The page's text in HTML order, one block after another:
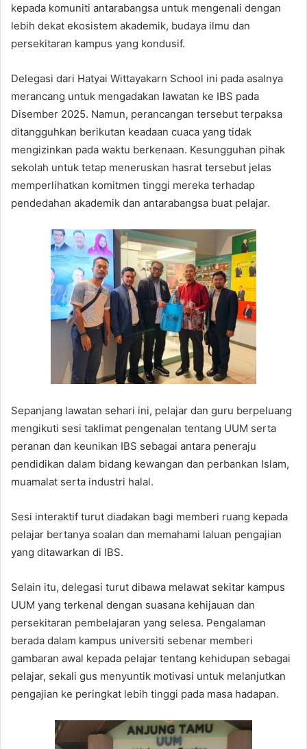
kepada komuniti antarabangsa untuk mengenali dengan
lebih dekat ekosistem akademik, budaya ilmu dan
persekitaran kampus yang kondusif.
Delegasi dari Hatyai Wittayakarn School ini pada asalnya
merancang untuk mengadakan lawatan ke IBS pada
Disember 2025. Namun, perancangan tersebut terpaksa
ditangguhkan berikutan keadaan cuaca yang tidak
mengizinkan pada waktu berkenaan. Kesungguhan pihak
sekolah untuk tetap meneruskan hasrat tersebut jelas
memperlihatkan komitmen tinggi mereka terhadap
pendedahan akademik dan antarabangsa buat pelajar.
Sepanjang lawatan sehari ini, pelajar dan guru berpeluang
mengikuti sesi taklimat pengenalan tentang UUM serta
peranan dan keunikan IBS sebagai antara peneraju
pendidikan dalam bidang kewangan dan perbankan Islam,
muamalat serta industri halal.
Sesi interaktif turut diadakan bagi memberi ruang kepada
pelajar bertanya soalan dan memahami laluan pengajian
yang ditawarkan di IBS.
Selain itu, delegasi turut dibawa melawat sekitar kampus
UUM yang terkenal dengan suasana kehijauan dan
persekitaran pembelajaran yang selesa. Pengalaman
berada dalam kampus universiti sebenar memberi
gambaran awal kepada pelajar tentang kehidupan sebagai
pelajar, sekali gus menyuntik motivasi untuk melanjutkan
pengajian ke peringkat lebih tinggi pada masa hadapan.